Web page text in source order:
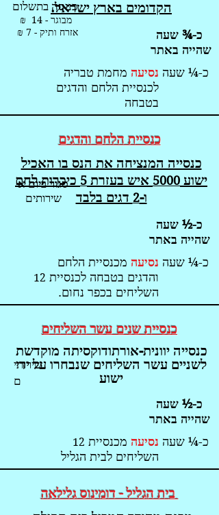
הקדומים בארץ ישראל.
כ-¾ שעה
שהייה באתר
כ-¼ שעה נסיעה מחמת טבריה
לכנסיית הלחם והדגים
בטבחה
כנסיית הלחם והדגים
כנסייה המנציחה את הנס בו האכיל
ישוע 5000 איש בעזרת 5 כיכרות לחם
ו-2 דגים בלבד
כ-½ שעה
שהייה באתר
כ-¼ שעה נסיעה מכנסיית הלחם
והדגים בטבחה לכנסיית 12
השליחים בכפר נחום.
כנסיית שנים עשר השליחים
כנסייה יוונית-אורתודוקסיתה מוקדשת
לשניים עשר השליחים שנבחרו על ידי
ישוע
כ-½ שעה
שהייה באתר
כ-¼ שעה נסיעה מכנסיית 12
השליחים לבית הגליל
בית הגליל - דומינוס גלילאה
כניסה בתשלום
מבוגר - 14 ₪
אזרח ותיק - 7 ₪
שירותי
ם
סגור ביום א
שירותים